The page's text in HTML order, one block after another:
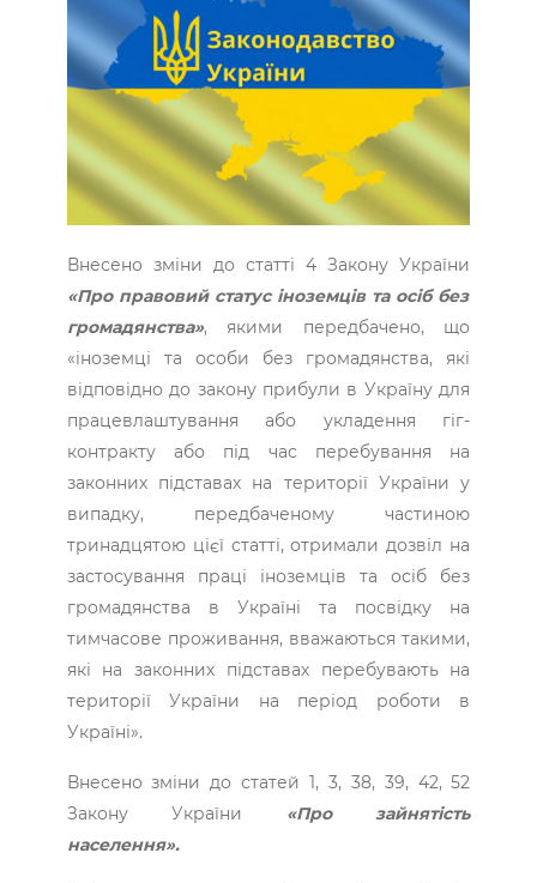
Внесено зміни до статті 4 Закону України
«Про правовий статус іноземців та осіб без
громадянства», якими передбачено, що
«іноземці та особи без громадянства, які
відповідно до закону прибули в Україну для
працевлаштування або укладення гіг-
контракту або під час перебування на
законних підставах на території України у
випадку, передбаченому частиною
тринадцятою цієї статті, отримали дозвіл на
застосування праці іноземців та осіб без
громадянства в Україні та посвідку на
тимчасове проживання, вважаються такими,
які на законних підставах перебувають на
території України на період роботи в
Україні».
Внесено зміни до статей 1, 3, 38, 39, 42, 52
Закону України «Про зайнятість
населення».